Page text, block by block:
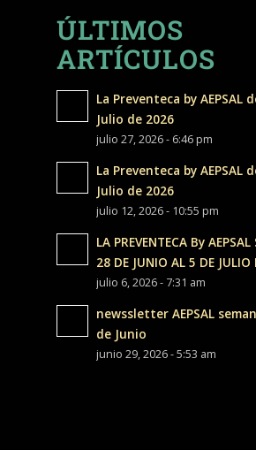
ÚLTIMOS
ARTÍCULOS
La Preventeca by AEPSAL
Julio de 2026
julio 27, 2026 - 6:46 pm
La Preventeca by AEPSAL
Julio de 2026
julio 12, 2026 - 10:55 pm
LA PREVENTECA By
28 DE JUNIO AL 5 DE JULIO
julio 6, 2026 - 7:31 am
newssletter AEPSAL
de Junio
junio 29, 2026 - 5:53 am